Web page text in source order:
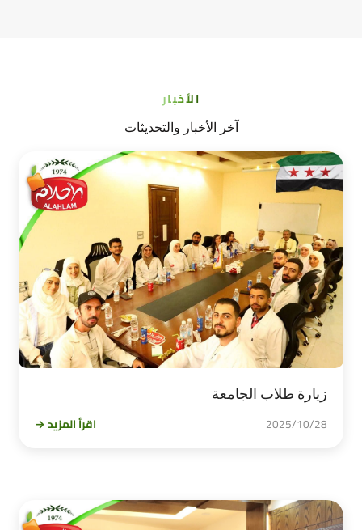
الأخبار
آخر الأخبار والتحديثات
زيارة طلاب الجامعة
2025/10/28 اقرأ المزيد →